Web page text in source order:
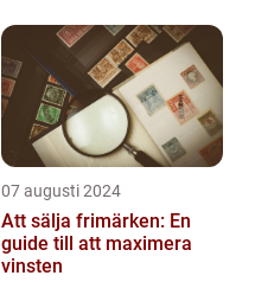
07 augusti 2024
Att sälja frimärken: En
guide till att maximera
vinsten